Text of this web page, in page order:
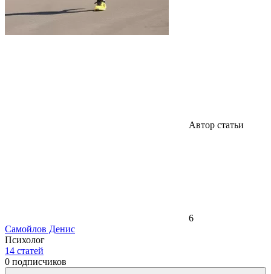
Автор статьи
6
Самойлов Денис
Психолог
14 статей
0 подписчиков